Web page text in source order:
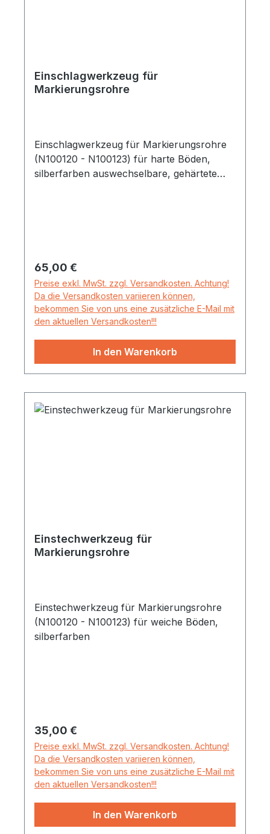
Einschlagwerkzeug für
Markierungsrohre
Einschlagwerkzeug für Markierungsrohre
(N100120 - N100123) für harte Böden,
silberfarben auswechselbare, gehärtete
Regulärer Preis:
65,00 €
Preise exkl. MwSt. zzgl. Versandkosten. Achtung!
Da die Versandkosten variieren können,
bekommen Sie von uns eine zusätzliche E-Mail mit
den aktuellen Versandkosten!!!
In den Warenkorb
Einstechwerkzeug für
Markierungsrohre
Einstechwerkzeug für Markierungsrohre
(N100120 - N100123) für weiche Böden,
silberfarben
Regulärer Preis:
35,00 €
Preise exkl. MwSt. zzgl. Versandkosten. Achtung!
Da die Versandkosten variieren können,
bekommen Sie von uns eine zusätzliche E-Mail mit
den aktuellen Versandkosten!!!
In den Warenkorb